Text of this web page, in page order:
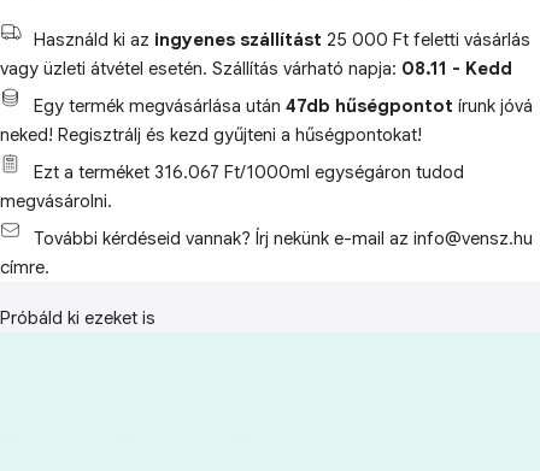
Használd ki az ingyenes szállítást 25 000 Ft feletti vásárlás
vagy üzleti átvétel esetén. Szállítás várható napja: 08.11 - Kedd
Egy termék megvásárlása után 47db hűségpontot írunk jóvá
neked! Regisztrálj és kezd gyűjteni a hűségpontokat!
Ezt a terméket 316.067 Ft/1000ml egységáron tudod
megvásárolni.
További kérdéseid vannak? Írj nekünk e-mail az info@vensz.hu
címre.
Próbáld ki ezeket is